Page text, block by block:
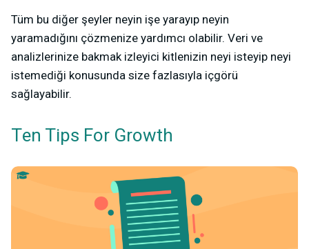
Tüm bu diğer şeyler neyin işe yarayıp neyin
yaramadığını çözmenize yardımcı olabilir. Veri ve
analizlerinize bakmak izleyici kitlenizin neyi isteyip neyi
istemediği konusunda size fazlasıyla içgörü
sağlayabilir.
Ten Tips For Growth